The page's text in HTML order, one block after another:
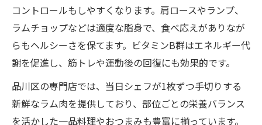
コントロールもしやすくなります。肩ロースやランプ、
ラムチョップなどは適度な脂身で、食べ応えがありなが
らもヘルシーさを保てます。ビタミンB群はエネルギー代
謝を促進し、筋トレや運動後の回復にも効果的です。
品川区の専門店では、当日シェフが1枚ずつ手切りする
新鮮なラム肉を提供しており、部位ごとの栄養バランス
を活かした一品料理やおつまみも豊富に揃っています。